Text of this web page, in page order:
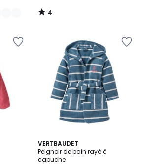
4
/
VERTBAUDET
Peignoir de bain rayé à
capuche
5
/
5